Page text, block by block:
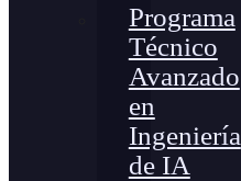
Programa
Técnico
Avanzado
en
Ingeniería
de IA